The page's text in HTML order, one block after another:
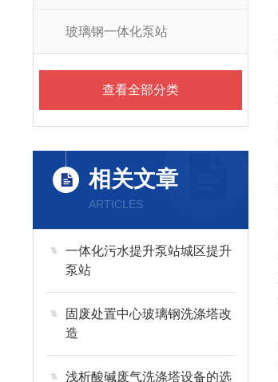
玻璃钢一体化泵站
查看全部分类
相关文章
ARTICLES
一体化污水提升泵站城区提升
泵站
固废处置中心玻璃钢洗涤塔改
造
浅析酸碱废气洗涤塔设备的选